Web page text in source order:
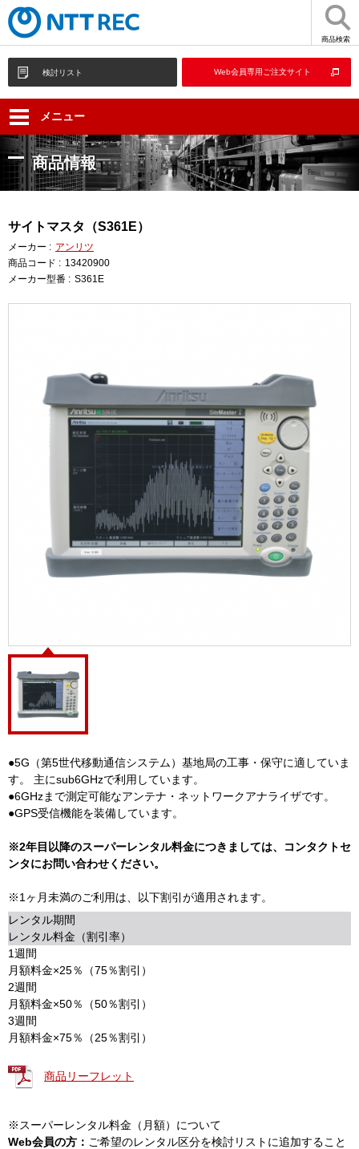
商品検索
検討リスト Web会員専用ご注文サイト
メニュー
商品情報
サイトマスタ（S361E）
メーカー : アンリツ
商品コード : 13420900
メーカー型番 : S361E
●5G（第5世代移動通信システム）基地局の工事・保守に適していま
す。 主にsub6GHzで利用しています。
●6GHzまで測定可能なアンテナ・ネットワークアナライザです。
●GPS受信機能を装備しています。
※2年目以降のスーパーレンタル料金につきましては、コンタクトセ
ンタにお問い合わせください。
※1ヶ月未満のご利用は、以下割引が適用されます。
レンタル期間
レンタル料金（割引率）
1週間
月額料金×25％（75％割引）
2週間
月額料金×50％（50％割引）
3週間
月額料金×75％（25％割引）
商品リーフレット
※スーパーレンタル料金（月額）について
Web会員の方： ご希望のレンタル区分を検討リストに追加すること